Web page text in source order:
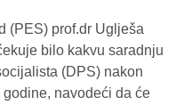
(PES) prof.dr Uglješa
bilo kakvu saradnju
(DPS) nakon
navodeći da će